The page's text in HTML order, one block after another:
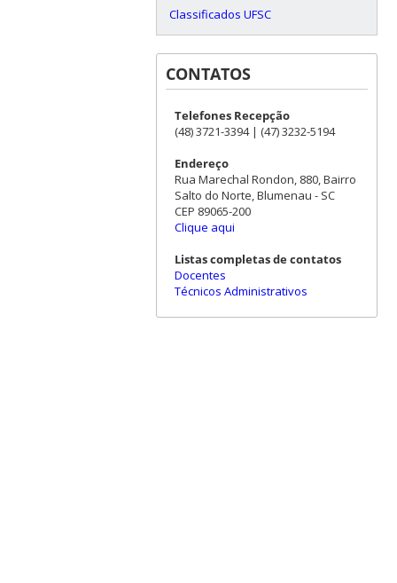
Classificados UFSC
CONTATOS
Telefones Recepção
(48) 3721-3394 | (47) 3232-5194
Endereço
Rua Marechal Rondon, 880, Bairro
Salto do Norte, Blumenau - SC
CEP 89065-200
Clique aqui
Listas completas de contatos
Docentes
Técnicos Administrativos